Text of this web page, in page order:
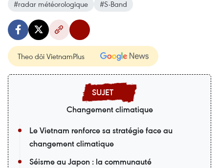
#radar météorologique #S-Band
Theo dõi VietnamPlus
Changement climatique
Le Vietnam renforce sa stratégie face au
changement climatique
Séisme au Japon : la communauté